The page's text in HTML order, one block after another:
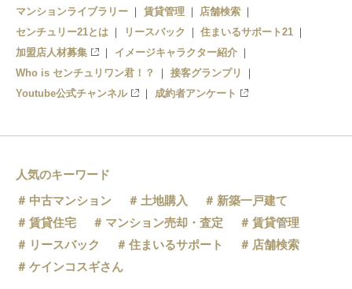
マンションライブラリー
賃貸管理
店舗検索
センチュリー21とは
リースバック
住まいるサポート21
加盟店人材募集
イメージキャラクター紹介
Who is センチュリワン君！？
接客グランプリ
Youtube公式チャンネル
成約者アンケート
人気のキーワード
中古マンション
土地購入
新築一戸建て
賃貸住宅
マンション売却・査定
賃貸管理
リースバック
住まいるサポート
店舗検索
ケインコスギさん